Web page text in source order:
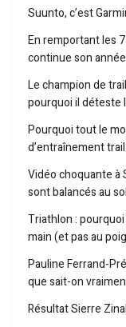
Suunto, c’est
En remportant les
continue son
Le champion de
pourquoi il déteste
Pourquoi tout le
d’entraînement trail
Vidéo choquante à
sont balancés au
Triathlon :
main (et pas au
Pauline Ferrand-
que sait-on
Résultat Sierre